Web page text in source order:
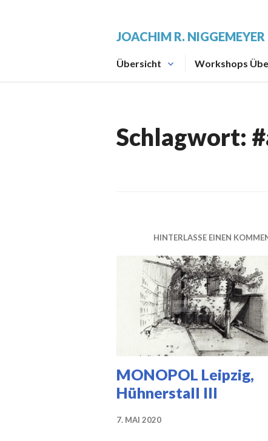
JOACHIM R. NIGGEMEYER
Übersicht Workshops
Schlagwort:
HINTERLASSE EINEN
MONOPOL Leipzig,
Hühnerstall III
7. MAI 2020